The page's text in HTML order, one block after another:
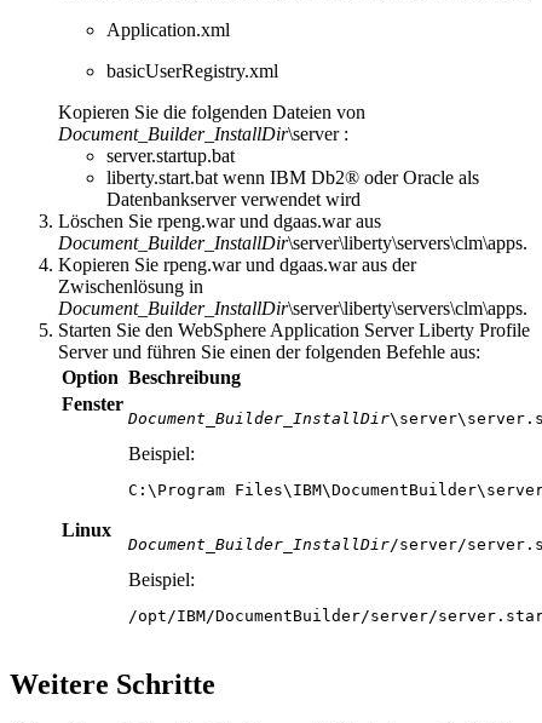
Application.xml
basicUserRegistry.xml
Kopieren Sie die folgenden Dateien von
Document_Builder_InstallDir\server:
server.startup.bat
liberty.start.bat wenn IBM Db2® oder Oracle als
Datenbankserver verwendet wird
Löschen Sie rpeng.warund dgaas.waraus
Document_Builder_InstallDir\server\liberty\servers\clm\apps.
Kopieren Sie rpeng.warund dgaas.waraus der
Zwischenlösung in
Document_Builder_InstallDir\server\liberty\servers\clm\apps.
Starten Sie den WebSphere Application Server Liberty Profile
Serverund führen Sie einen der folgenden Befehle aus:
Option Beschreibung
Fenster
Document_Builder_InstallDir
Beispiel:
C:\Program
Linux
Document_Builder_InstallDir/server/
Beispiel:
/opt/IBM/DocumentBuilder/server/
Weitere Schritte